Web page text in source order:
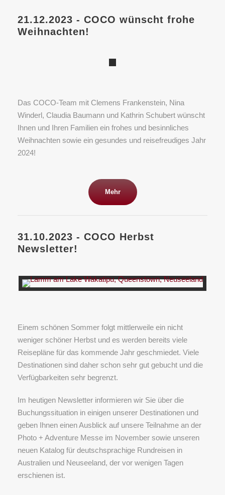
21.12.2023 - COCO wünscht frohe
Weihnachten!
Das COCO-Team mit Clemens Frankenstein, Nina
Winderl, Claudia Baumann und Kathrin Schubert wünscht
Ihnen und Ihren Familien ein frohes und besinnliches
Weihnachten sowie ein gesundes und reisefreudiges Jahr
2024!
Mehr
31.10.2023 - COCO Herbst
Newsletter!
Einem schönen Sommer folgt mittlerweile ein nicht
weniger schöner Herbst und es werden bereits viele
Reisepläne für das kommende Jahr geschmiedet. Viele
Destinationen sind daher schon sehr gut gebucht und die
Verfügbarkeiten sehr begrenzt.
Im heutigen Newsletter informieren wir Sie über die
Buchungssituation in einigen unserer Destinationen und
geben Ihnen einen Ausblick auf unsere Teilnahme an der
Photo + Adventure Messe im November sowie unseren
neuen Katalog für deutschsprachige Rundreisen in
Australien und Neuseeland, der vor wenigen Tagen
erschienen ist.